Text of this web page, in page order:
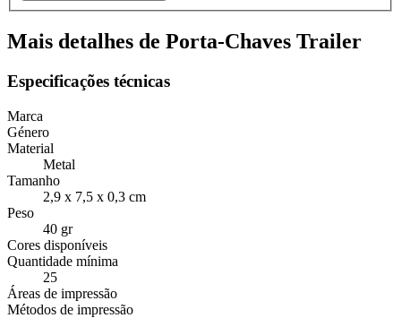
Mais detalhes de Porta-Chaves Trailer
Especificações técnicas
Marca
Género
Material
Metal
Tamanho
2,9 x 7,5 x 0,3 cm
Peso
40 gr
Cores disponíveis
Quantidade mínima
25
Áreas de impressão
Métodos de impressão